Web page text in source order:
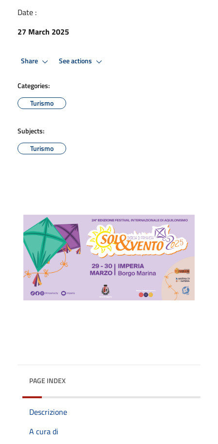
Date :
27 March 2025
Share See actions
Categories:
Turismo
Subjects:
Turismo
PAGE INDEX
Descrizione
A cura di